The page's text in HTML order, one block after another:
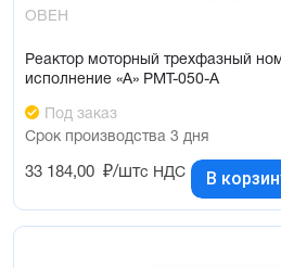
ОВЕН
Реактор моторный трехфазный
исполнение «А» РМТ-050-А
Под заказ
Срок производства 3 дня
33 184,00 ₽/штс НДС В